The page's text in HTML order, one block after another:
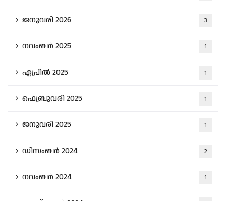
ജനുവരി 2026 3
നവംബർ 2025 1
ഏപ്രിൽ 2025 1
ഫെബ്രുവരി 2025 1
ജനുവരി 2025 1
ഡിസംബർ 2024 2
നവംബർ 2024 1